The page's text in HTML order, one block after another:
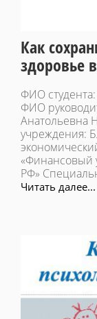
Как
здоровье
ФИО
ФИО
Анатольевна
учреждения:
«Финансовый
РФ»
Читать далее...